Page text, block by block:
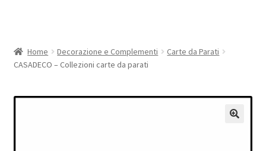
Pagamento
Home Decorazione e Complementi
Carte da Parati
CASADECO – Collezioni carte da parati